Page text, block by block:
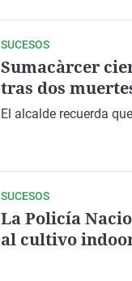
SUCESOS
Sumacàrcer
tras dos
El alcalde recuerda
SUCESOS
La Policía
al cultivo